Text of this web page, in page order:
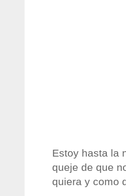
Estoy hasta la
queje de que
quiera y como